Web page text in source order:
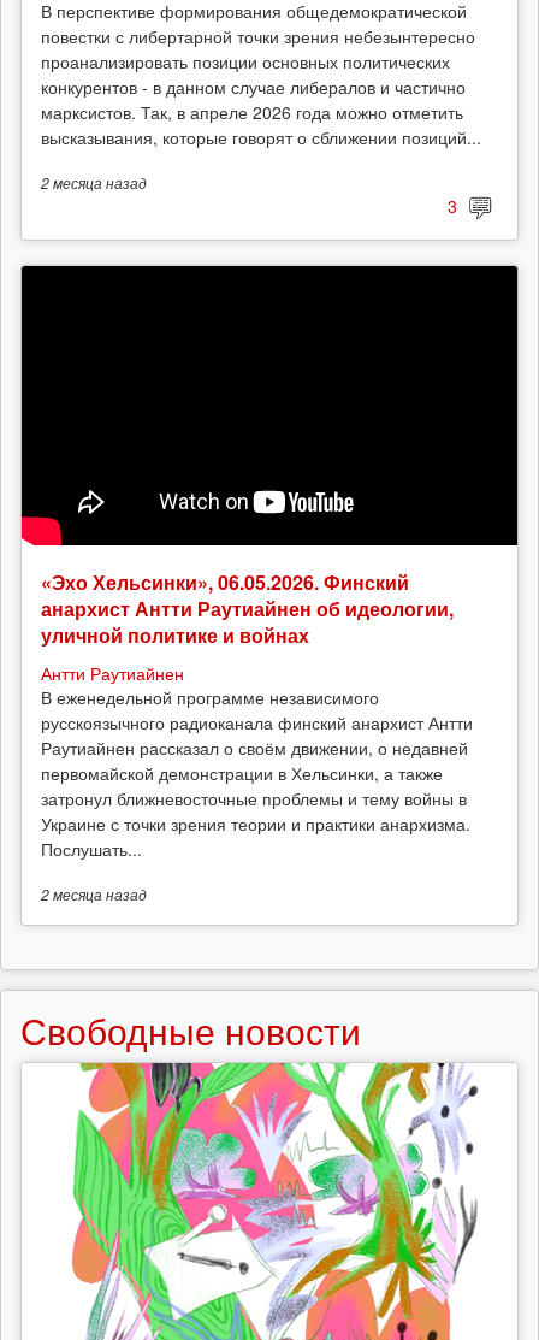
В перспективе формирования общедемократической
повестки с либертарной точки зрения небезынтересно
проанализировать позиции основных политических
конкурентов - в данном случае либералов и частично
марксистов. Так, в апреле 2026 года можно отметить
высказывания, которые говорят о сближении позиций...
2 месяца назад
3
«Эхо Хельсинки», 06.05.2026. Финский
анархист Антти Раутиайнен об идеологии,
уличной политике и войнах
Антти Раутиайнен
В еженедельной программе независимого
русскоязычного радиоканала финский анархист Антти
Раутиайнен рассказал о своём движении, о недавней
первомайской демонстрации в Хельсинки, а также
затронул ближневосточные проблемы и тему войны в
Украине с точки зрения теории и практики анархизма.
Послушать...
2 месяца назад
Свободные новости